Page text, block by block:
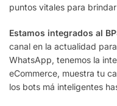
puntos vitales para
Estamos integrados al
canal en la actualidad
WhatsApp, tenemos la
eCommerce, muestra tu
los bots má inteligentes